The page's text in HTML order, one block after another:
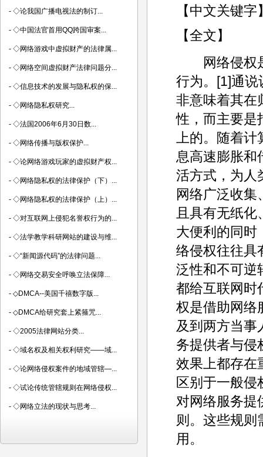
【中文关键
【全文】
网络侵权是
行为。[1]通
非意味着其在
性，而主要是
上的。随着
息高速膨胀和
活方式，为人
网络广泛收集
且具有无纸
大便利的同时
络侵权往往具
泛性和不可逆
都给互联网时
权是借助网络
及到两方当事
务提供者与侵
效果上都存在
区别于一般
对网络服务提
则。这些规则
用。
- ◇论我国广播电视法的制订...
- ◇中国法官首用QQ跨国审案...
- ◇网络游戏中虚拟财产的法律属...
- ◇网络空间虚拟财产法律问题分...
- ◇信息技术的发展与隐私权的保...
- ◇网络隐私权研究...
- ◇法国2006年6月30日数...
- ◇网络传播与版权保护...
- ◇论网络游戏玩家的虚拟财产权...
- ◇网络隐私权的法律保护（下）...
- ◇网络隐私权的法律保护（上）...
- ◇对互联网上侵犯名誉权行为的...
- ◇法学教学科研网站的建设与维...
- ◇“新闻源代码”的法律问题...
- ◇网络交易安全呼唤立法保障...
- ◇DMCA--美国千禧数字版...
- ◇DMCA给研究套上紧箍咒...
- ◇2005法律网站分类...
- ◇域名权及相关权利研究——域...
- ◇论网络侵权案件的地域管辖—...
- ◇试论传统管辖规则在网络侵权...
- ◇网络立法的现状与思考...